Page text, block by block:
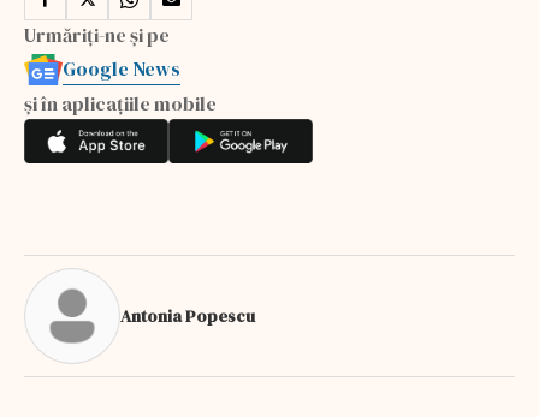
Urmăriți-ne și pe
Google News
și în aplicațiile mobile
Antonia Popescu